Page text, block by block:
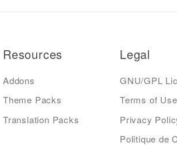
Resources
Addons
Theme Packs
Translation Packs
Legal
GNU/GPL
Terms of Use
Privacy
Politique de